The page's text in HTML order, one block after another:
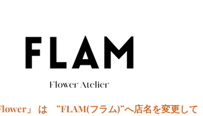
」 は ”FLAM(フラム)”へ店名を変更して